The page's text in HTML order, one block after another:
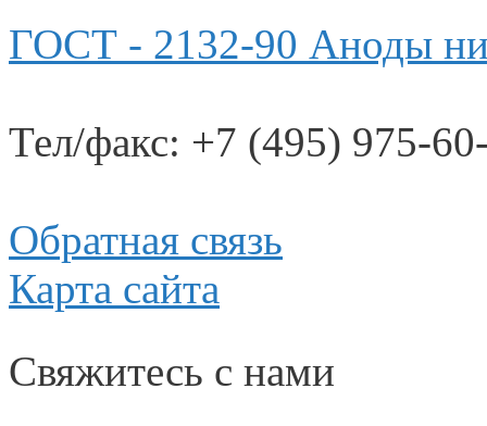
ГОСТ - 2132-90 Аноды
Тел/факс: +7 (495) 975-
Обратная связь
Карта сайта
Свяжитесь с нами